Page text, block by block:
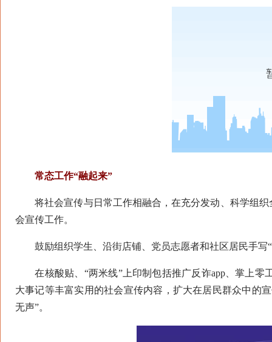
常态工作“融起来”
将社会宣传与日常工作相融合，在充分发动、科学组织
会宣传工作。
鼓励组织学生、沿街店铺、党员志愿者和社区居民手写“
在核酸贴、“两米线”上印制包括推广反诈app、掌上零
大事记等丰富实用的社会宣传内容，扩大在居民群众中的
无声”。